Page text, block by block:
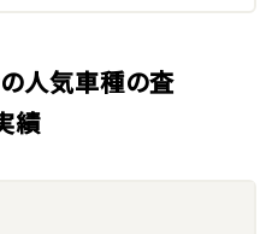
の人気車種の査
績